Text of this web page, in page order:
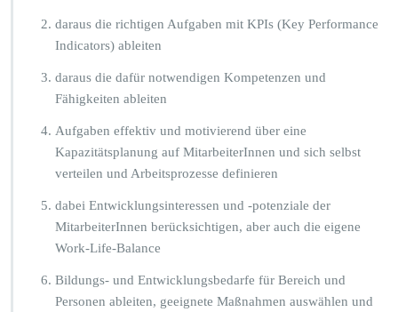
daraus die richtigen Aufgaben mit KPIs (Key Performance
Indicators) ableiten
daraus die dafür notwendigen Kompetenzen und
Fähigkeiten ableiten
Aufgaben effektiv und motivierend über eine
Kapazitätsplanung auf MitarbeiterInnen und sich selbst
verteilen und Arbeitsprozesse definieren
dabei Entwicklungsinteressen und -potenziale der
MitarbeiterInnen berücksichtigen, aber auch die eigene
Work-Life-Balance
Bildungs- und Entwicklungsbedarfe für Bereich und
Personen ableiten, geeignete Maßnahmen auswählen und